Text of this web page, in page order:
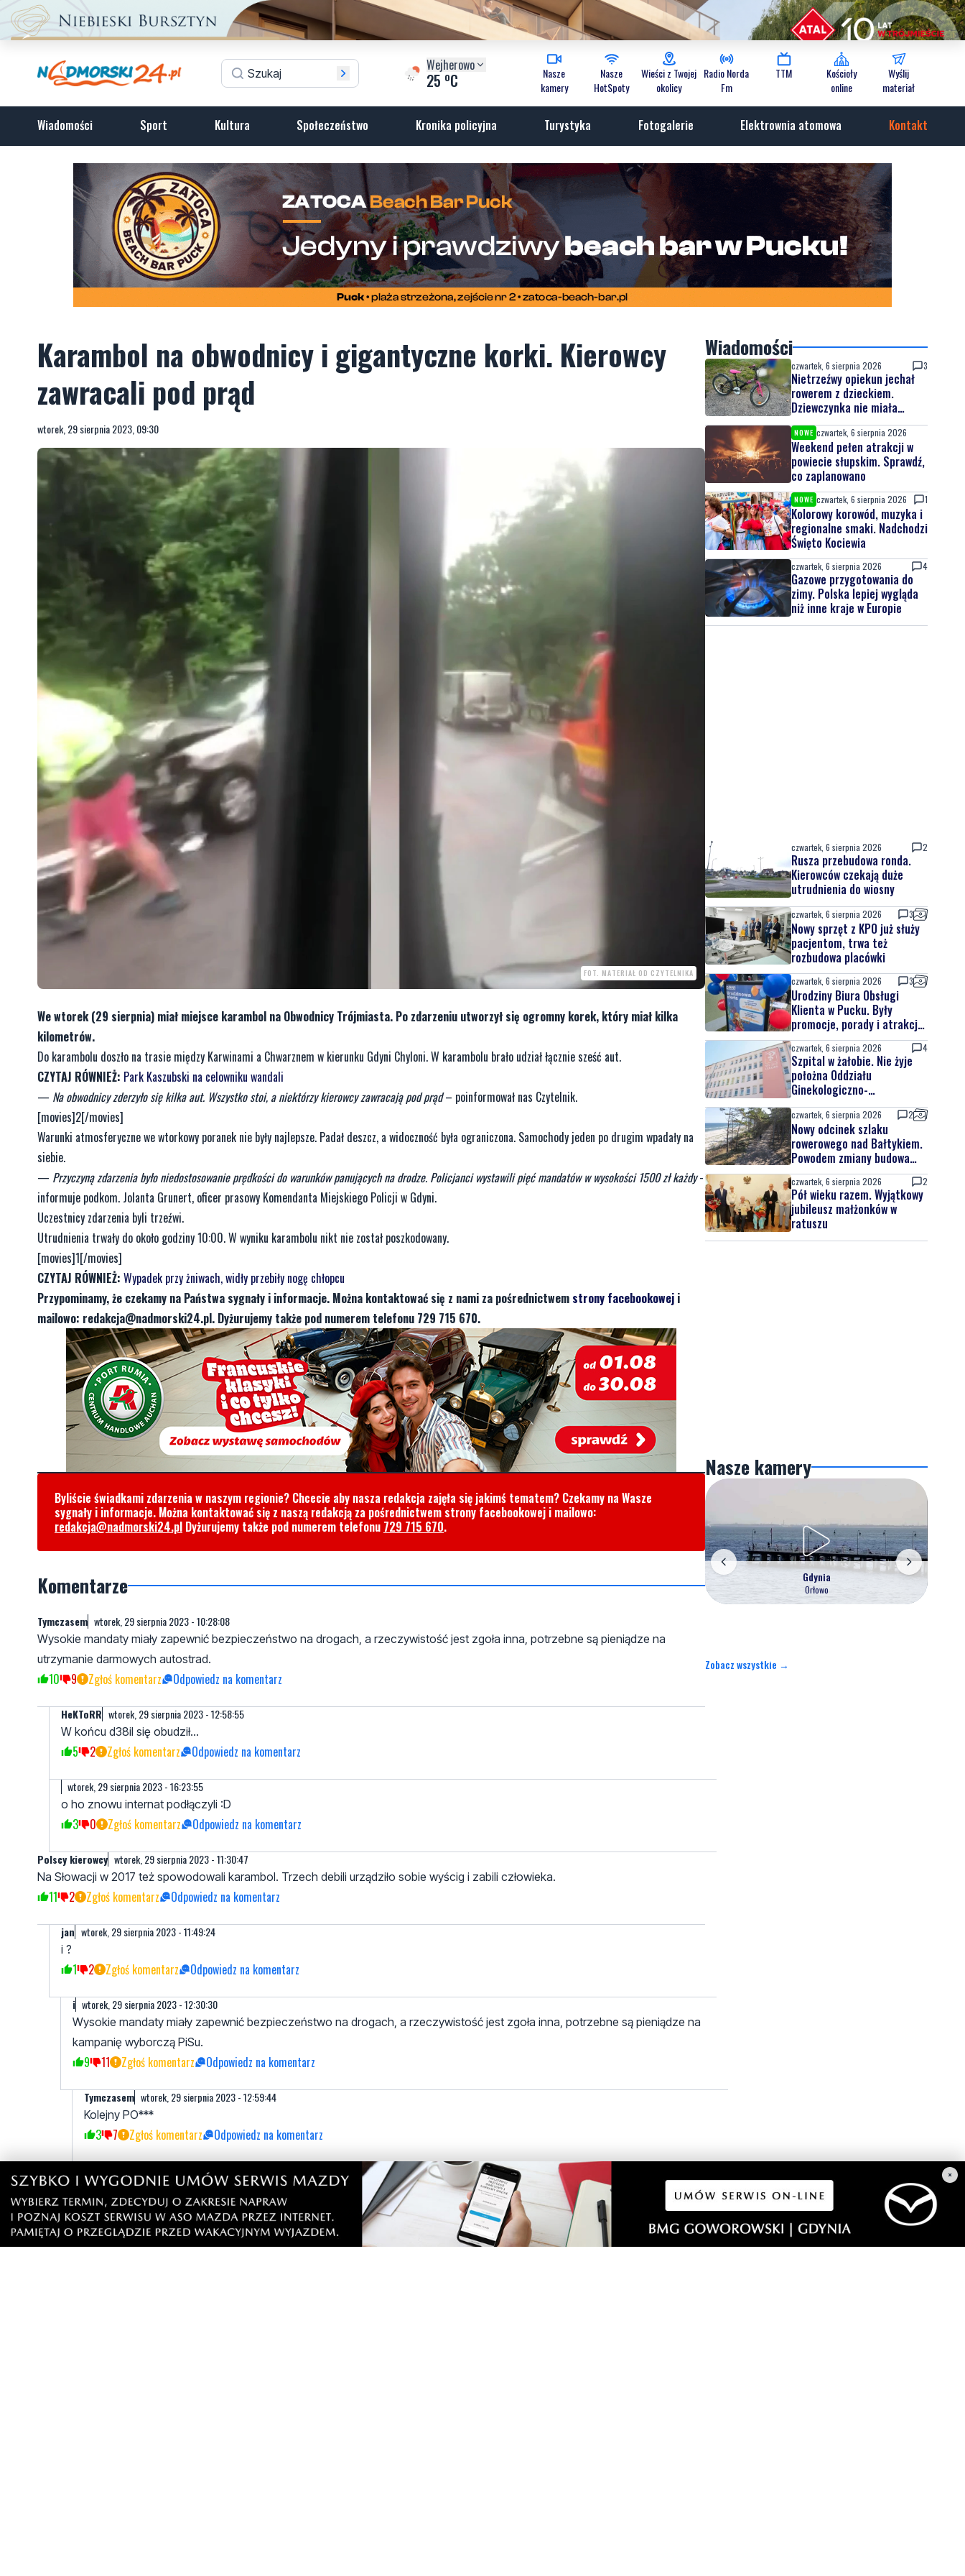
Wejherowo
25 oC
Nasze
kamery
Nasze
HotSpoty
Wieści z Twojej
okolicy
Radio Norda
Fm
TTM
Kościoły
online
Wyślij
materiał
Wiadomości Sport Kultura Społeczeństwo Kronika policyjna Turystyka Fotogalerie Elektrownia atomowa Kontakt
Karambol na obwodnicy i gigantyczne korki. Kierowcy
zawracali pod prąd
wtorek, 29 sierpnia 2023, 09:30
FOT. MATERIAŁ OD CZYTELNIKA
We wtorek (29 sierpnia) miał miejsce karambol na Obwodnicy Trójmiasta. Po zdarzeniu utworzył się ogromny korek, który miał kilka
kilometrów.
Do karambolu doszło na trasie między Karwinami a Chwarznem w kierunku Gdyni Chyloni. W karambolu brało udział łącznie sześć aut.
CZYTAJ RÓWNIEŻ: Park Kaszubski na celowniku wandali
— Na obwodnicy zderzyło się kilka aut. Wszystko stoi, a niektórzy kierowcy zawracają pod prąd– poinformował nas Czytelnik.
[movies]2[/movies]
Warunki atmosferyczne we wtorkowy poranek nie były najlepsze. Padał deszcz, a widoczność była ograniczona. Samochody jeden po drugim wpadały na
siebie.
— Przyczyną zdarzenia było niedostosowanie prędkości do warunków panujących na drodze. Policjanci wystawili pięć mandatów w wysokości 1500 zł każdy-
informuje podkom. Jolanta Grunert, oficer prasowy Komendanta Miejskiego Policji w Gdyni.
Uczestnicy zdarzenia byli trzeźwi.
Utrudnienia trwały do około godziny 10:00. W wyniku karambolu nikt nie został poszkodowany.
[movies]1[/movies]
CZYTAJ RÓWNIEŻ: Wypadek przy żniwach, widły przebiły nogę chłopcu
Przypominamy, że czekamy na Państwa sygnały i informacje. Można kontaktować się z nami za pośrednictwem strony facebookowej i
mailowo: redakcja@nadmorski24.pl. Dyżurujemy także pod numerem telefonu 729 715 670.
Byliście świadkami zdarzenia w naszym regionie? Chcecie aby nasza redakcja zajęła się jakimś tematem? Czekamy na Wasze
sygnały i informacje. Można kontaktować się z naszą redakcją za pośrednictwem strony facebookowej i mailowo:
redakcja@nadmorski24.pl Dyżurujemy także pod numerem telefonu 729 715 670.
Komentarze
Tymczasem wtorek, 29 sierpnia 2023 - 10:28:08
Wysokie mandaty miały zapewnić bezpieczeństwo na drogach, a rzeczywistość jest zgoła inna, potrzebne są pieniądze na
utrzymanie darmowych autostrad.
10 9 Zgłoś komentarz Odpowiedz na komentarz
HeKToRR wtorek, 29 sierpnia 2023 - 12:58:55
W końcu d38il się obudził...
5 2 Zgłoś komentarz Odpowiedz na komentarz
wtorek, 29 sierpnia 2023 - 16:23:55
o ho znowu internat podłączyli :D
3 0 Zgłoś komentarz Odpowiedz na komentarz
Polscy kierowcy wtorek, 29 sierpnia 2023 - 11:30:47
Na Słowacji w 2017 też spowodowali karambol. Trzech debili urządziło sobie wyścig i zabili człowieka.
11 2 Zgłoś komentarz Odpowiedz na komentarz
jan wtorek, 29 sierpnia 2023 - 11:49:24
i ?
1 2 Zgłoś komentarz Odpowiedz na komentarz
i wtorek, 29 sierpnia 2023 - 12:30:30
Wysokie mandaty miały zapewnić bezpieczeństwo na drogach, a rzeczywistość jest zgoła inna, potrzebne są pieniądze na
kampanię wyborczą PiSu.
9 11 Zgłoś komentarz Odpowiedz na komentarz
Tymczasem wtorek, 29 sierpnia 2023 - 12:59:44
Kolejny PO***
3 7 Zgłoś komentarz Odpowiedz na komentarz
Wczoraj w Nowym Jorku też był karambol.
0 2 Zgłoś komentarz Odpowiedz na komentarz
tyuytut wtorek, 29 sierpnia 2023 - 16:12:23
Wiadomości
czwartek, 6 sierpnia 2026 3
Nietrzeźwy opiekun jechał
rowerem z dzieckiem.
Dziewczynka nie miała
kasku
NOWE czwartek, 6 sierpnia 2026
Weekend pełen atrakcji w
powiecie słupskim. Sprawdź,
co zaplanowano
NOWE czwartek, 6 sierpnia 2026 1
Kolorowy korowód, muzyka i
regionalne smaki. Nadchodzi
Święto Kociewia
czwartek, 6 sierpnia 2026 4
Gazowe przygotowania do
zimy. Polska lepiej wygląda
niż inne kraje w Europie
czwartek, 6 sierpnia 2026 2
Rusza przebudowa ronda.
Kierowców czekają duże
utrudnienia do wiosny
czwartek, 6 sierpnia 2026 3
Nowy sprzęt z KPO już służy
pacjentom, trwa też
rozbudowa placówki
czwartek, 6 sierpnia 2026 3
Urodziny Biura Obsługi
Klienta w Pucku. Były
promocje, porady i atrakcje
dla najmłodszych
czwartek, 6 sierpnia 2026 4
Szpital w żałobie. Nie żyje
położna Oddziału
Ginekologiczno-
Położniczego
czwartek, 6 sierpnia 2026 2
Nowy odcinek szlaku
rowerowego nad Bałtykiem.
Powodem zmiany budowa
elektrowni jądrowej
czwartek, 6 sierpnia 2026 2
Pół wieku razem. Wyjątkowy
jubileusz małżonków w
ratuszu
Nasze kamery
Gdynia
Orłowo
Zobacz wszystkie →
×